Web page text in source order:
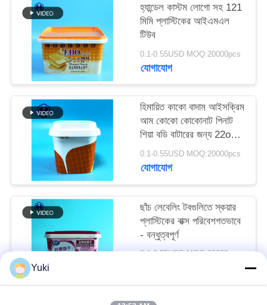
একটি
উদ্ধৃতি
অনুরোধ
করুন
সাইট
গোপনীয়তা
নীতি
হ্যান্ডেল কাস্টম লোগো সহ 121
মিমি প্লাস্টিকের আইএমএল
টিউব
0.1-0.55USD MOQ:20000pcs
যোগাযোগ
হিমায়িত কাকো বাদাম আইসক্রিম
আম কোকো কোকোনাট পিনাট
শিয়া বডি বাটারের জন্য 22oz
IML টব
0.1-0.55USD MOQ:20000pcs
যোগাযোগ
ছাঁচ লেবেলিং টবগুলিতে স্কয়ার
প্লাস্টিকের বাক্স পরিবেশগতভাবে
- বন্ধুত্বপূর্ণ
0.1-0.55USD MOQ:20000pcs
Yuki